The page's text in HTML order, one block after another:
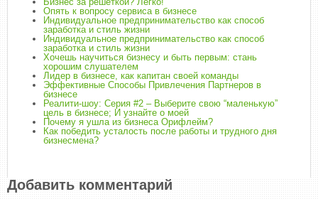
Опять к вопросу сервиса в бизнесе
Индивидуальное предпринимательство как способ
заработка и стиль жизни
Индивидуальное предпринимательство как способ
заработка и стиль жизни
Хочешь научиться бизнесу и быть первым: стань
хорошим слушателем
Лидер в бизнесе, как капитан своей команды
Эффективные Способы Привлечения Партнеров в
бизнесе
Реалити-шоу: Серия #2 – Выберите свою “маленькую”
цель в бизнесе; И узнайте о моей
Почему я ушла из бизнеса Орифлейм?
Как победить усталость после работы и трудного дня
бизнесмена?
Добавить комментарий